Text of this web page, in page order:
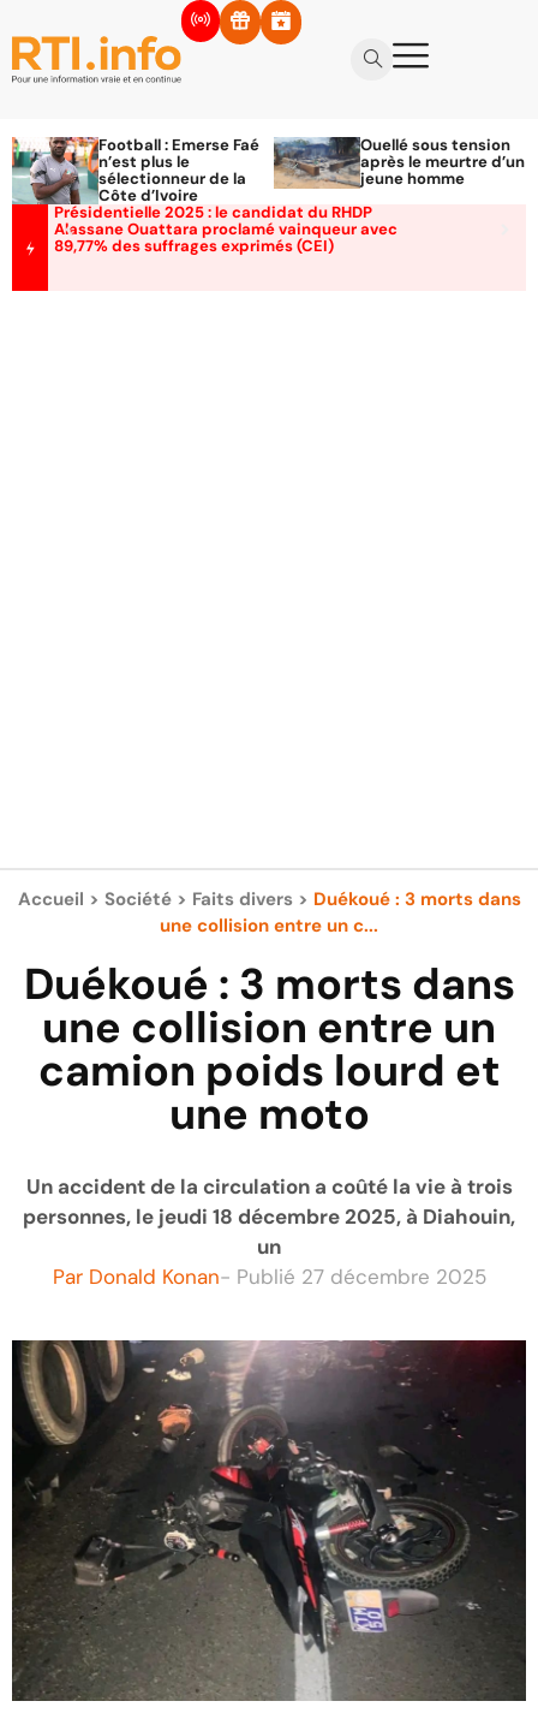
Football : Emerse Faé
n’est plus le
sélectionneur de la
Côte d’Ivoire
Ouellé sous tension
après le meurtre d’un
jeune homme
Présidentielle 2025 : le candidat du RHDP
Alassane Ouattara proclamé vainqueur avec
89,77% des suffrages exprimés (CEI)
Accueil > Société> Faits divers> Duékoué : 3 morts dans
une collision entre un c...
Duékoué : 3 morts dans
une collision entre un
camion poids lourd et
une moto
Un accident de la circulation a coûté la vie à trois
personnes, le jeudi 18 décembre 2025, à Diahouin,
un
Par Donald Konan- Publié 27 décembre 2025